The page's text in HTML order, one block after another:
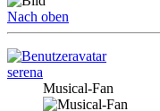
Nach oben
serena
Musical-Fan